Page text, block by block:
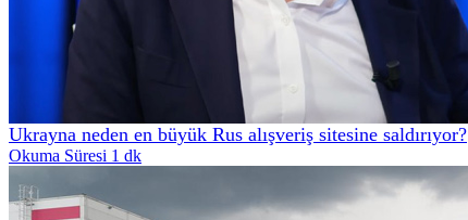
Ukrayna neden en büyük Rus alışveriş sitesine saldırıyor?
Okuma Süresi 1 dk